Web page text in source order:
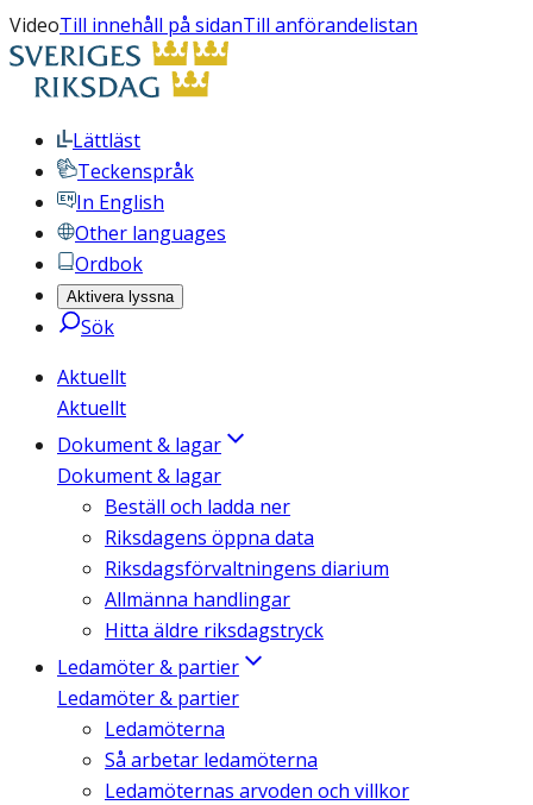
VideoTill innehåll på sidanTill anförandelistan
Lättläst
Teckenspråk
In English
Other languages
Ordbok
Aktivera lyssna
Sök
Aktuellt
Aktuellt
Dokument & lagar
Dokument & lagar
Beställ och ladda ner
Riksdagens öppna data
Riksdagsförvaltningens diarium
Allmänna handlingar
Hitta äldre riksdagstryck
Ledamöter & partier
Ledamöter & partier
Ledamöterna
Så arbetar ledamöterna
Ledamöternas arvoden och villkor